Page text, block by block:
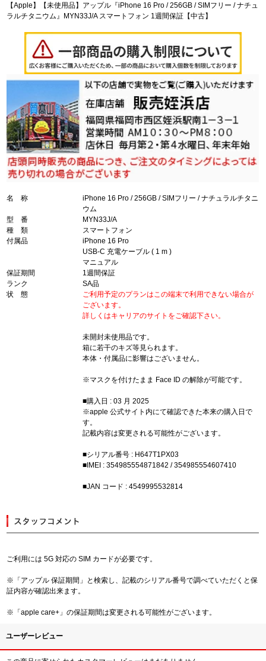
【Apple】【未使用品】アップル『iPhone 16 Pro / 256GB / SIMフリー / ナチュ
ラルチタニウム』MYN33J/A スマートフォン 1週間保証【中古】
名 称
iPhone 16 Pro / 256GB / SIMフリー / ナチュラルチタニ
ウム
型 番
MYN33J/A
種 類
スマートフォン
付属品
iPhone 16 Pro
USB-C 充電ケーブル ( 1 m )
マニュアル
保証期間
1週間保証
ランク
SA品
状 態
ご利用予定のプランはこの端末で利用できない場合が
ございます。
詳しくはキャリアのサイトをご確認下さい。
未開封未使用品です。
箱に若干のキズ等見られます。
本体・付属品に影響はございません。
※マスクを付けたまま Face ID の解除が可能です。
■購入日 : 03 月 2025
※apple 公式サイト内にて確認できた本来の購入日で
す。
記載内容は変更される可能性がございます。
■シリアル番号 : H647T1PX03
■IMEI : 354985554871842 / 354985554607410
■JAN コード : 4549995532814
ご利用には 5G 対応の SIM カードが必要です。
※「アップル 保証期間」と検索し、記載のシリアル番号で調べていただくと保
証内容が確認出来ます。
※「apple care+」の保証期間は変更される可能性がございます。
ユーザーレビュー